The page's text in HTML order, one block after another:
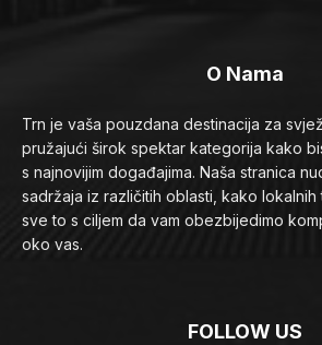
O Nama
Trn je vaša pouzdana destinacija za
pružajući širok spektar kategorija kako
s najnovijim događajima. Naša stranica
sadržaja iz različitih oblasti, kako lokalnih
sve to s ciljem da vam obezbijedimo
oko vas.
FOLLOW US